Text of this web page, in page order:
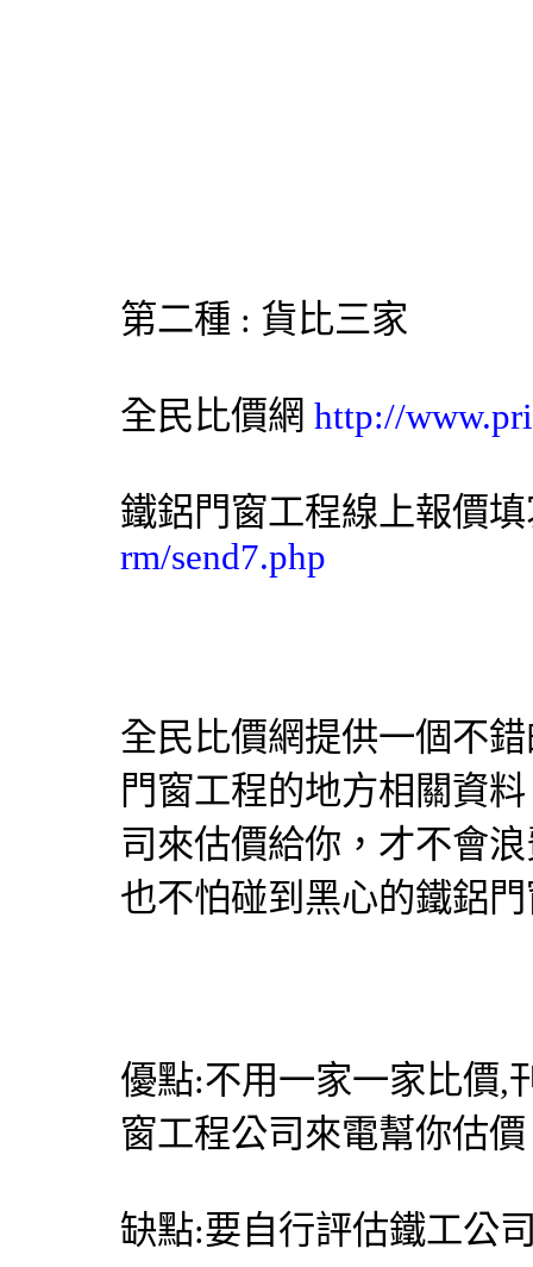
第二種 : 貨比三家
全民比價網 http://
鐵鋁門窗工程線上報價
rm/send7.php
全民比價網提供一個不
門窗工程的地方相關資
司來估價給你，才不會
也不怕碰到黑心的鐵鋁
優點:不用一家一家比價,
窗工程公司來電幫你估價
缺點:要自行評估鐵工公